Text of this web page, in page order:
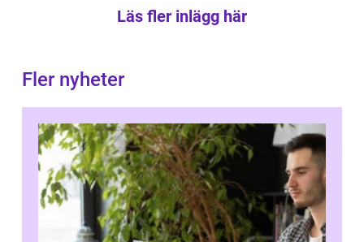
Läs fler inlägg här
Fler nyheter